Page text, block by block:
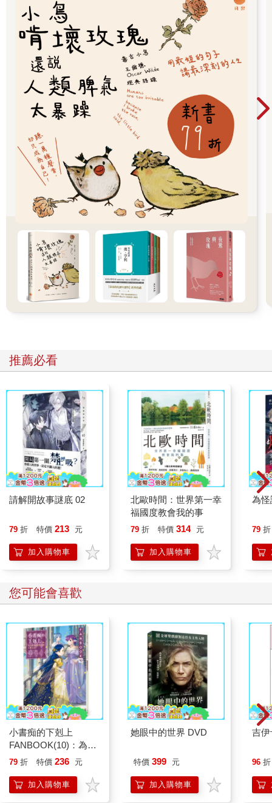
推薦必看
請解開故事謎底 02
79 折 特價 213 元
加入購物車
北歐時間：世界第一幸
福國度教會我的事
79 折 特價 314 元
加入購物車
為怪
79 折
您可能會喜歡
小書痴的下剋上
FANBOOK(10)：為了
成為圖書管理員不擇手
79 折 特價 236 元
加入購物車
她眼中的世界 DVD
特價 399 元
加入購物車
吉
96 折